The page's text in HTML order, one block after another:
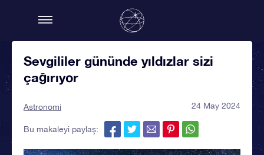
Sevgililer gününde yıldızlar sizi
çağırıyor
Astronomi 24 May 2024
Bu makaleyi paylaş: